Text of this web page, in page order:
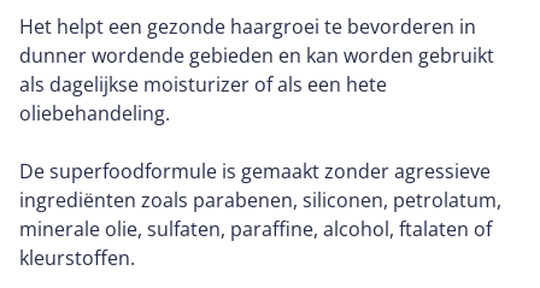
Het helpt een gezonde haargroei te bevorderen in
dunner wordende gebieden en kan worden gebruikt
als dagelijkse moisturizer of als een hete
oliebehandeling.
De superfoodformule is gemaakt zonder agressieve
ingrediënten zoals parabenen, siliconen, petrolatum,
minerale olie, sulfaten, paraffine, alcohol, ftalaten of
kleurstoffen.